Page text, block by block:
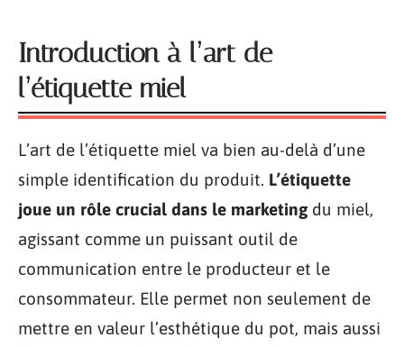
Introduction à l’art de
l’étiquette miel
L’art de l’étiquette miel va bien au-delà d’une
simple identification du produit. L’étiquette
joue un rôle crucial dans le marketingdu miel,
agissant comme un puissant outil de
communication entre le producteur et le
consommateur. Elle permet non seulement de
mettre en valeur l’esthétique du pot, mais aussi